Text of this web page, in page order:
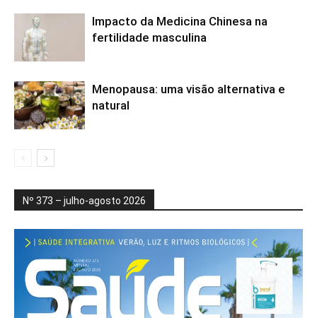
Impacto da Medicina Chinesa na
fertilidade masculina
Menopausa: uma visão alternativa e
natural
Nº 373 – julho-agosto 2026